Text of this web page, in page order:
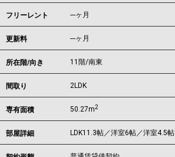
フリーレント ---ヶ月
更新料 ---ヶ月
所在階/向き 11階/南東
間取り 2LDK
専有面積 50.27m2
部屋詳細 LDK11.3帖／洋室6帖／洋室4.5帖